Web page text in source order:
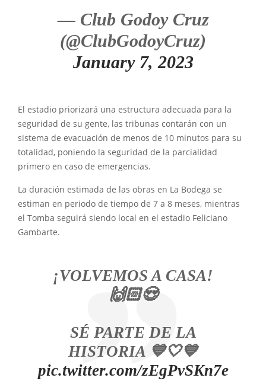
— Club Godoy Cruz
(@ClubGodoyCruz)
January 7, 2023
El estadio priorizará una estructura adecuada para la
seguridad de su gente, las tribunas contarán con un
sistema de evacuación de menos de 10 minutos para su
totalidad, poniendo la seguridad de la parcialidad
primero en caso de emergencias.
La duración estimada de las obras en La Bodega se
estiman en periodo de tiempo de 7 a 8 meses, mientras
el Tomba seguirá siendo local en el estadio Feliciano
Gambarte.
¡VOLVEMOS A CASA!
🙌🏻😍
SÉ PARTE DE LA
HISTORIA 💙🤍💙
pic.twitter.com/zEgPvSKn7e